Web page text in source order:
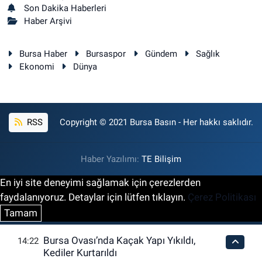
Aydın Eczanesi
İSTİKLAL MAH. İSTİKLAL CAD. NO:3(HÜRRİYET MEYDANI)
Son Dakika Haberleri
Haber Arşivi
Bursa Haber Bursaspor Gündem
Sağlık
Ekonomi
Dünya
RSS Copyright © 2021 Bursa Basın - Her hakkı saklıdır.
Haber Yazılımı: TE Bilişim
En iyi site deneyimi sağlamak için çerezlerden
faydalanıyoruz. Detaylar için lütfen tıklayın. Çerez Politikası
Tamam
14:22 Bursa Ovası’nda Kaçak Yapı Yıkıldı,
Kediler Kurtarıldı